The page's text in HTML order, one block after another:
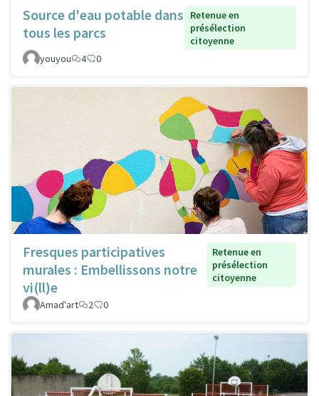
Source d'eau potable dans
tous les parcs
Retenue en
présélection
citoyenne
youyou
4 0
Fresques participatives
murales : Embellissons notre
vi(ll)e
Retenue en
présélection
citoyenne
Amad'art 2 0